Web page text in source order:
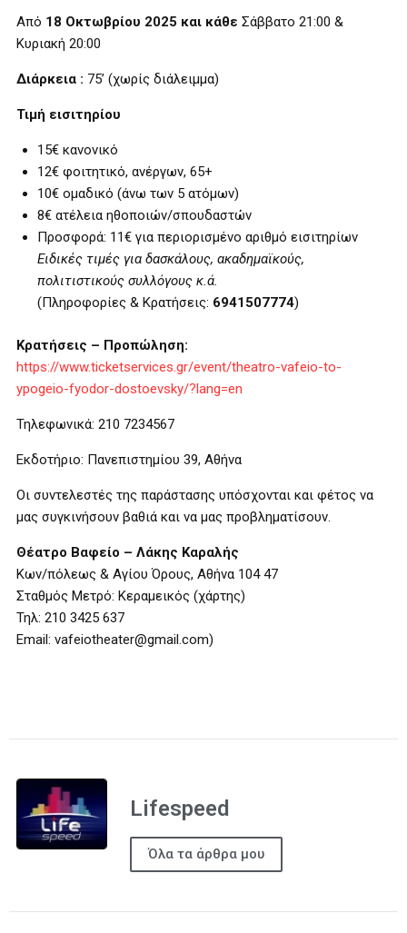
Από 18 Οκτωβρίου 2025 και κάθε Σάββατο 21:00 &
Κυριακή 20:00
Διάρκεια : 75’ (χωρίς διάλειμμα)
Τιμή εισιτηρίου
15€ κανονικό
12€ φοιτητικό, ανέργων, 65+
10€ ομαδικό (άνω των 5 ατόμων)
8€ ατέλεια ηθοποιών/σπουδαστών
Προσφορά: 11€ για περιορισμένο αριθμό εισιτηρίων
Ειδικές τιμές για δασκάλους, ακαδημαϊκούς,
πολιτιστικούς συλλόγους κ.ά.
(Πληροφορίες & Κρατήσεις: 6941507774)
Κρατήσεις – Προπώληση:
https://www.ticketservices.gr/event/theatro-vafeio-to-
ypogeio-fyodor-dostoevsky/?lang=en
Τηλεφωνικά: 210 7234567
Εκδοτήριο: Πανεπιστημίου 39, Αθήνα
Οι συντελεστές της παράστασης υπόσχονται και φέτος να
μας συγκινήσουν βαθιά και να μας προβληματίσουν.
Θέατρο Βαφείο – Λάκης Καραλής
Κων/πόλεως & Αγίου Όρους, Αθήνα 104 47
Σταθμός Μετρό: Κεραμεικός (χάρτης)
Τηλ: 210 3425 637
Email: vafeiotheater@gmail.com)
Lifespeed
Όλα τα άρθρα μου